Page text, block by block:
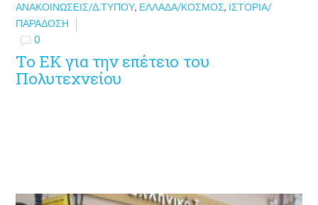
ΑΝΑΚΟΙΝΏΣΕΙΣ/Δ.ΤΎΠΟΥ, ΕΛΛΆΔΑ/ΚΌΣΜΟΣ, ΙΣΤΟΡΊΑ/
ΠΑΡΆΔΟΣΗ
0
To EK για την επέτειο του
Πολυτεχνείου